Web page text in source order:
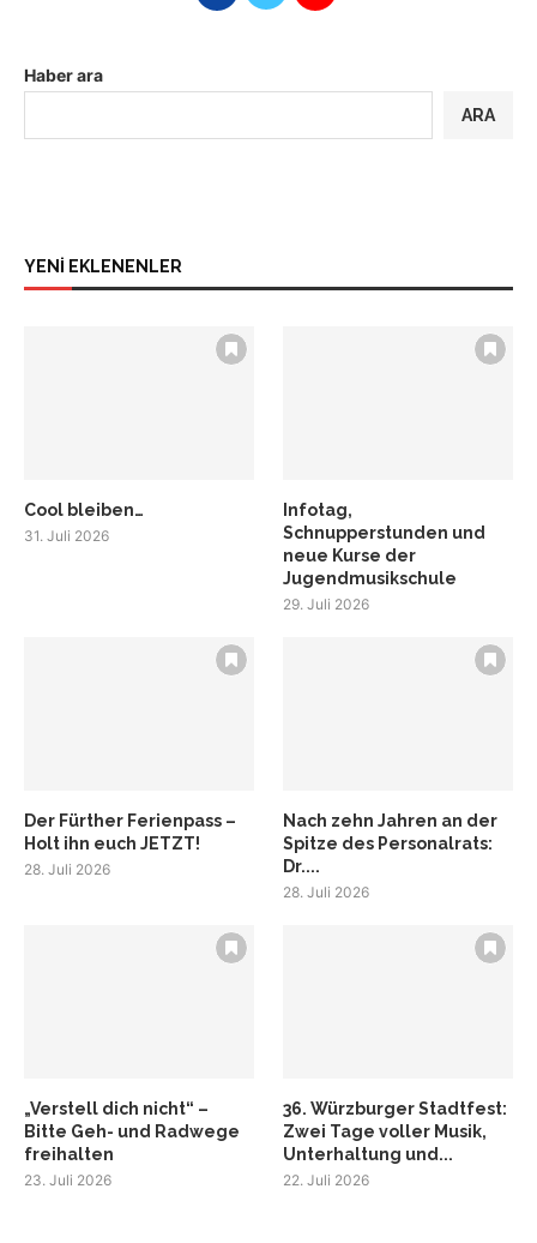
Haber ara
ARA
YENİ EKLENENLER
Cool bleiben…
31. Juli 2026
Infotag,
Schnupperstunden und
neue Kurse der
Jugendmusikschule
29. Juli 2026
Der Fürther Ferienpass –
Holt ihn euch JETZT!
28. Juli 2026
Nach zehn Jahren an der
Spitze des Personalrats:
Dr....
28. Juli 2026
„Verstell dich nicht“ –
Bitte Geh- und Radwege
freihalten
23. Juli 2026
36. Würzburger Stadtfest:
Zwei Tage voller Musik,
Unterhaltung und...
22. Juli 2026